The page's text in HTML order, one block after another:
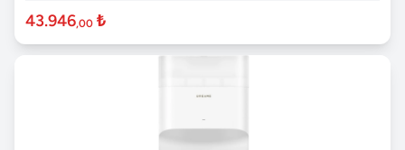
43.946,00 ₺